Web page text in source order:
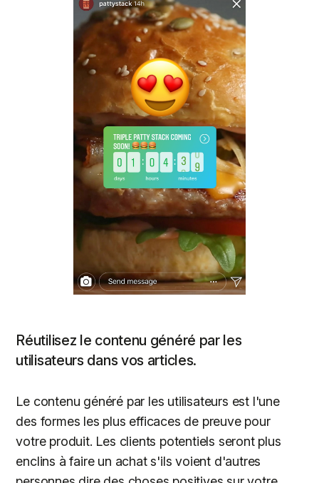
Réutilisez le contenu généré par les
utilisateurs dans vos articles.
Le contenu généré par les utilisateurs est l'une
des formes les plus efficaces de preuve pour
votre produit. Les clients potentiels seront plus
enclins à faire un achat s'ils voient d'autres